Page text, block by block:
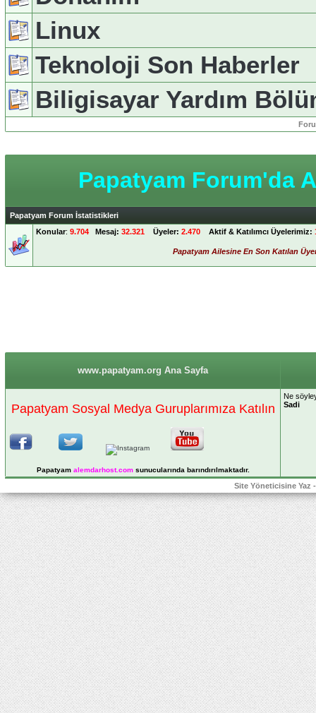
Linux
Teknoloji Son Haberler
Biligisayar Yardım
Papatyam Forum'da
Papatyam Forum İstatistikleri
Konular: 9.704 Mesaj: 32.321 Üyeler: 2.470 Aktif & Katılımcı Üyelerimiz:
Papatyam Ailesine En Son Katılan
www.papatyam.org Ana Sayfa
Papatyam Sosyal Medya Guruplarımıza Katılın
Papatyam alemdarhost.comsunucularında barındırılmaktadır.
Ne
Sadi
Site Yöneticisine Yaz